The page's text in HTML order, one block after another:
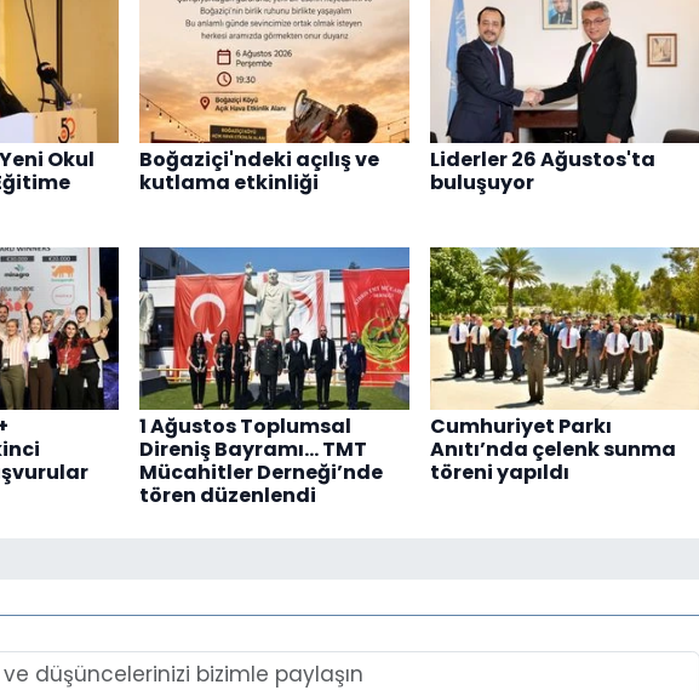
Okul
Boğaziçi'ndeki açılış ve
kutlama etkinliği
Liderler 26 Ağustos'ta
buluşuyor
1 Ağustos Toplumsal
Direniş Bayramı... TMT
Mücahitler Derneği’nde
tören düzenlendi
Cumhuriyet Parkı
Anıtı’nda çelenk sunma
töreni yapıldı